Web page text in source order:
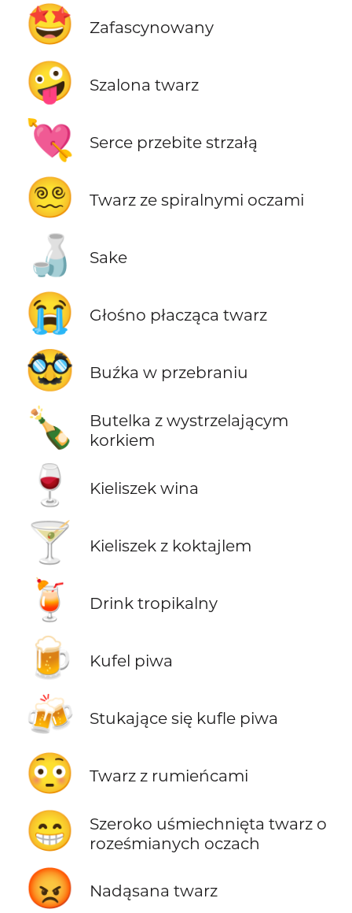
🤩 Zafascynowany
🤪 Szalona twarz
💘 Serce przebite strzałą
😵‍💫 Twarz ze spiralnymi oczami
🍶 Sake
😭 Głośno płacząca twarz
🥸 Buźka w przebraniu
🍾
Butelka z wystrzelającym
korkiem
🍷 Kieliszek wina
🍸 Kieliszek z koktajlem
🍹 Drink tropikalny
🍺 Kufel piwa
🍻 Stukające się kufle piwa
😳 Twarz z rumieńcami
😁
Szeroko uśmiechnięta twarz o
roześmianych oczach
😡 Nadąsana twarz